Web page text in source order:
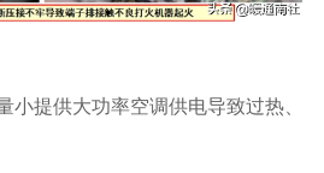
小提供大功率空调供电导致过热、